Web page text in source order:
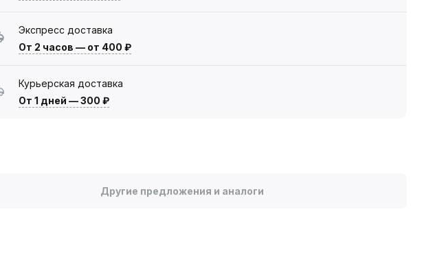
Экспресс доставка
От 2 часов — от 400 ₽
Курьерская доставка
От 1 дней —300 ₽
Другие предложения и аналоги